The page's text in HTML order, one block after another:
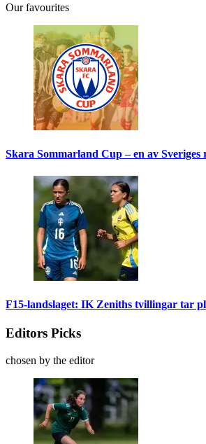
Our favourites
Skara Sommarland Cup – en av
F15-landslaget: IK Zeniths tvillingar tar
Editors Picks
chosen by the editor